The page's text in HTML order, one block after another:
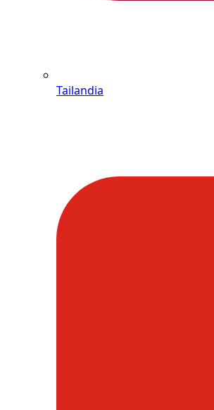
Tailandia